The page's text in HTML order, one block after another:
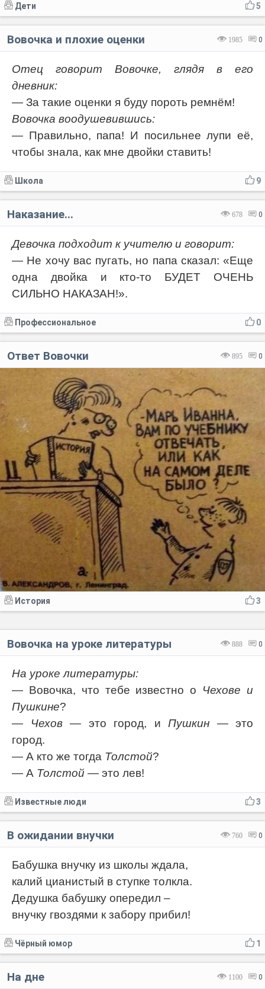
5
Дети
1985 0
Вовочка и плохие оценки
Отец говорит Вовочке, глядя в его
дневник:
— За такие оценки я буду пороть ремнём!
Вовочка воодушевившись:
— Правильно, папа! И посильнее лупи её,
чтобы знала, как мне двойки ставить!
9
Школа
678 0
Наказание...
Девочка подходит к учителю и говорит:
— Не хочу вас пугать, но папа сказал: «Еще
одна двойка и кто-то БУДЕТ ОЧЕНЬ
СИЛЬНО НАКАЗАН!».
0
Профессиональное
895 0
Ответ Вовочки
3
История
888 0
Вовочка на уроке литературы
На уроке литературы:
— Вовочка, что тебе известно о Чехове и
Пушкине?
—
Чехов— это город, и Пушкин — это
город.
— А кто же тогда Толстой?
— А Толстой — это лев!
3
Известные люди
760 0
В ожидании внучки
Бабушка внучку из школы ждала,
калий цианистый в ступке толкла.
Дедушка бабушку опередил –
внучку гвоздями к забору прибил!
1
Чёрный юмор
1100 0
На дне